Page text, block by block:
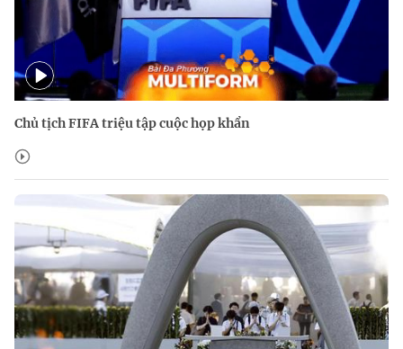
Chủ tịch FIFA triệu tập cuộc họp khẩn